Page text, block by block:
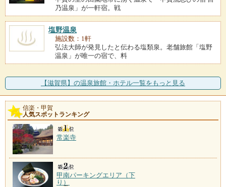
乃温泉」が一軒宿。戦
塩野温泉
施設数：1軒
弘法大師が発見したと伝わる塩類泉。老舗旅館「塩野
温泉」が唯一の宿で、料
【滋賀県】の温泉旅館・ホテル一覧をもっと見る
信楽・甲賀
人気スポットランキング
常楽寺
甲南パーキングエリア（下
り）